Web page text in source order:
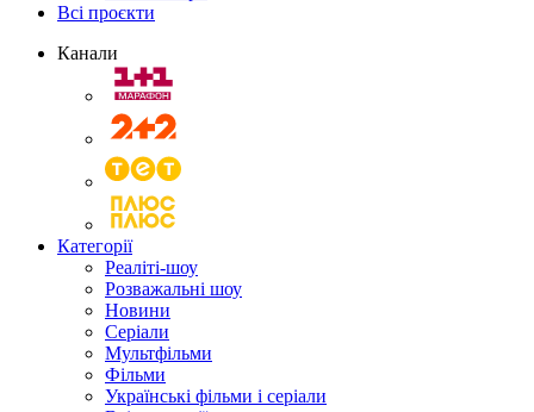
Всі проєкти
Канали
Категорії
Реаліті-шоу
Розважальні шоу
Новини
Серіали
Мультфільми
Фільми
Українські фільми і серіали